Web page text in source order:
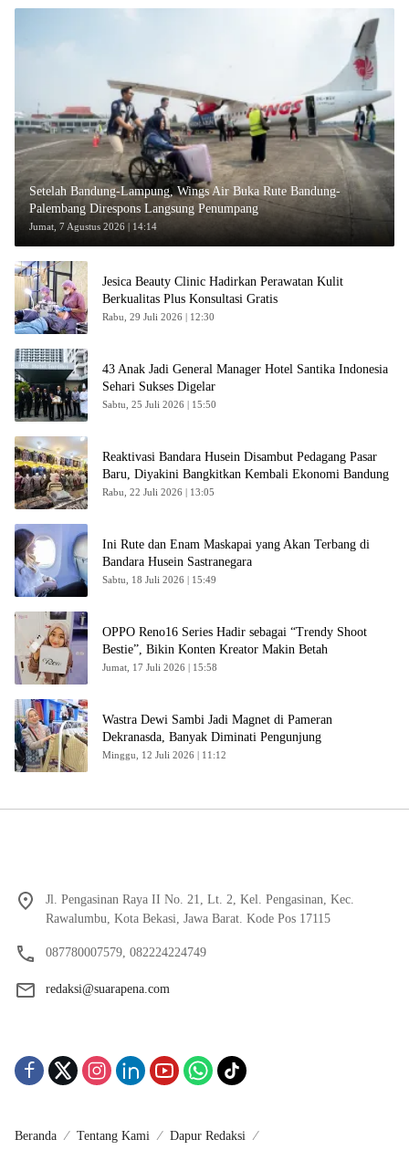
Setelah Bandung-Lampung, Wings Air Buka Rute Bandung-
Palembang Direspons Langsung Penumpang
Jumat, 7 Agustus 2026 | 14:14
Jesica Beauty Clinic Hadirkan Perawatan Kulit
Berkualitas Plus Konsultasi Gratis
Rabu, 29 Juli 2026 | 12:30
43 Anak Jadi General Manager Hotel Santika Indonesia
Sehari Sukses Digelar
Sabtu, 25 Juli 2026 | 15:50
Reaktivasi Bandara Husein Disambut Pedagang Pasar
Baru, Diyakini Bangkitkan Kembali Ekonomi Bandung
Rabu, 22 Juli 2026 | 13:05
Ini Rute dan Enam Maskapai yang Akan Terbang di
Bandara Husein Sastranegara
Sabtu, 18 Juli 2026 | 15:49
OPPO Reno16 Series Hadir sebagai “Trendy Shoot
Bestie”, Bikin Konten Kreator Makin Betah
Jumat, 17 Juli 2026 | 15:58
Wastra Dewi Sambi Jadi Magnet di Pameran
Dekranasda, Banyak Diminati Pengunjung
Minggu, 12 Juli 2026 | 11:12
Jl. Pengasinan Raya II No. 21, Lt. 2, Kel. Pengasinan, Kec.
Rawalumbu, Kota Bekasi, Jawa Barat. Kode Pos 17115
087780007579, 082224224749
redaksi@suarapena.com
Beranda Tentang Kami Dapur Redaksi